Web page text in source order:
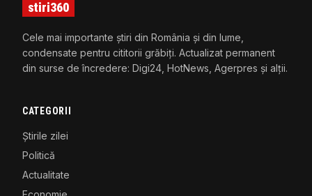
stiri360
Cele mai importante știri din România și din lume,
condensate pentru cititorii grăbiți. Actualizat permanent
din surse de încredere: Digi24, HotNews, Agerpres și alții.
CATEGORII
Știrile zilei
Politică
Actualitate